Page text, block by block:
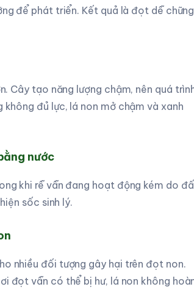
để phát triển. Kết quả là đọt dễ
Cây tạo năng lượng chậm, nên quá
đủ lực, lá non mở chậm và xanh
nước
khi rễ vẫn đang hoạt động kém do
sốc sinh lý.
nhiều đối tượng gây hại trên đọt non.
đọt vẫn có thể bị hư, lá non không